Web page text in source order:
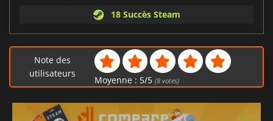
18 Succès Steam
Note des
utilisateurs
Moyenne : 5/5 (8votes)